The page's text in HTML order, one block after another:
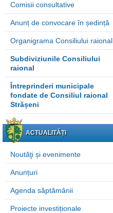
Comisii consultative
Anunț de convocare în ședință
Organigrama Consiliului raional
Subdiviziunile Consiliului
raional
Întreprinderi municipale
fondate de Consiliul raional
Strășeni
ACTUALITĂȚI
Noutăţi și evenimente
Anunțuri
Agenda săptămânii
Proiecte investiționale